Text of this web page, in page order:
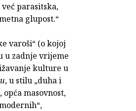
parasitska,
glupost.“
varoši“ (o kojoj
u zadnje vrijeme
kulture u
, u stilu „duha i
masovnost,